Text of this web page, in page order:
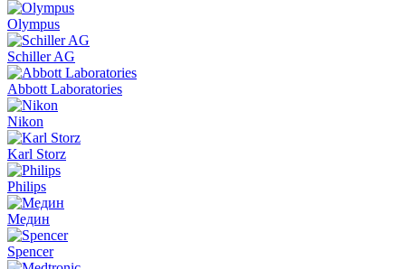
Olympus
Schiller AG
Abbott Laboratories
Nikon
Karl Storz
Philips
Медин
Spencer